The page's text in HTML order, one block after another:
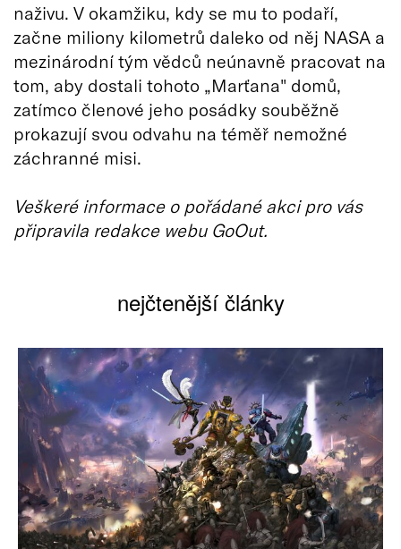
naživu. V okamžiku, kdy se mu to podaří,
začne miliony kilometrů daleko od něj NASA a
mezinárodní tým vědců neúnavně pracovat na
tom, aby dostali tohoto „Marťana" domů,
zatímco členové jeho posádky souběžně
prokazují svou odvahu na téměř nemožné
záchranné misi.
Veškeré informace o pořádané akci pro vás
připravila redakce webu GoOut.
nejčtenější články